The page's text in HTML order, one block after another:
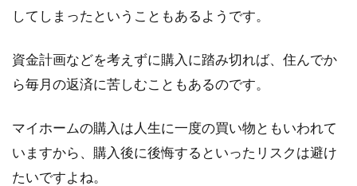
で癒しを感じる空間へ
マンションのバルコニーを洗濯物を干すためだ
けに使用している人もいるでしょう。それだけ
でな...
マンションが快適かは管理会社が重
してしまったということもあるようです。
資金計画などを考えずに購入に踏み切れば、住んでか
ら毎月の返済に苦しむこともあるのです。
マイホームの購入は人生に一度の買い物ともいわれて
いますから、購入後に後悔するといったリスクは避け
たいですよね。